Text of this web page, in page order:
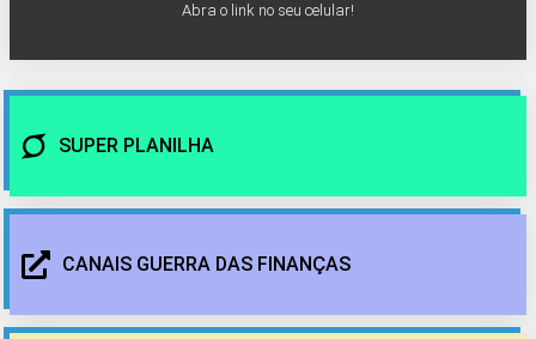
Abra o link no seu celular!
SUPER PLANILHA
CANAIS GUERRA DAS FINANÇAS